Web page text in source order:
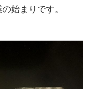
始まりです。